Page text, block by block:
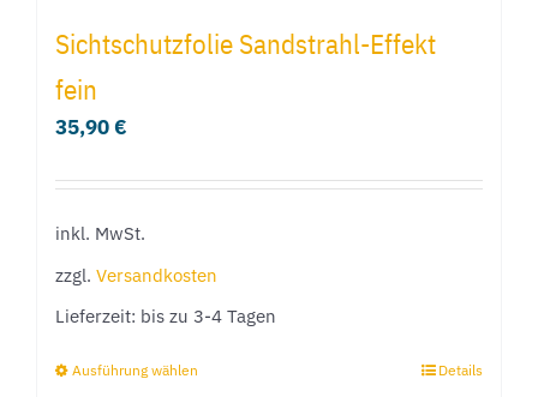
Sichtschutzfolie Sandstrahl-Effekt
fein
35,90€
inkl. MwSt.
zzgl. Versandkosten
Lieferzeit: bis zu 3-4 Tagen
Ausführung wählen Details